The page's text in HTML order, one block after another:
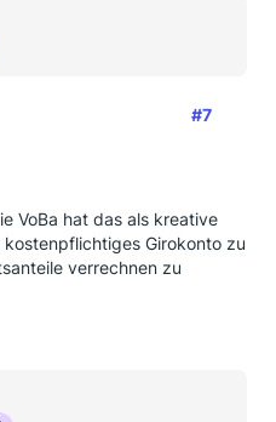
#7
VoBa hat das als kreative
Girokonto zu
verrechnen zu